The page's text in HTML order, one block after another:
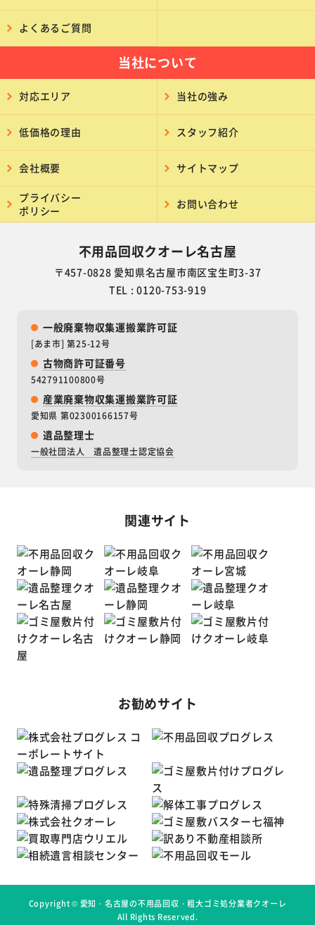
よくあるご質問
当社について
対応エリア 当社の強み
低価格の理由 スタッフ紹介
会社概要 サイトマップ
プライバシー
ポリシー
お問い合わせ
不用品回収クオーレ名古屋
〒457-0828 愛知県名古屋市南区宝生町3-37
TEL : 0120-753-919
一般廃棄物収集運搬業許可証
[あま市] 第25-12号
古物商許可証番号
542791100800号
産業廃棄物収集運搬業許可証
愛知県 第02300166157号
遺品整理士
一般社団法人 遺品整理士認定協会
関連サイト
お勧めサイト
Copyright © 愛知・名古屋の不用品回収・粗大ゴミ処分業者クオーレ
All Rights Reserved.